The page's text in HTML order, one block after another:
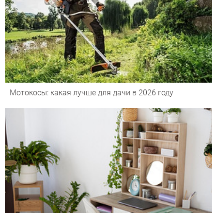
Мотокосы: какая лучше для дачи в 2026 году